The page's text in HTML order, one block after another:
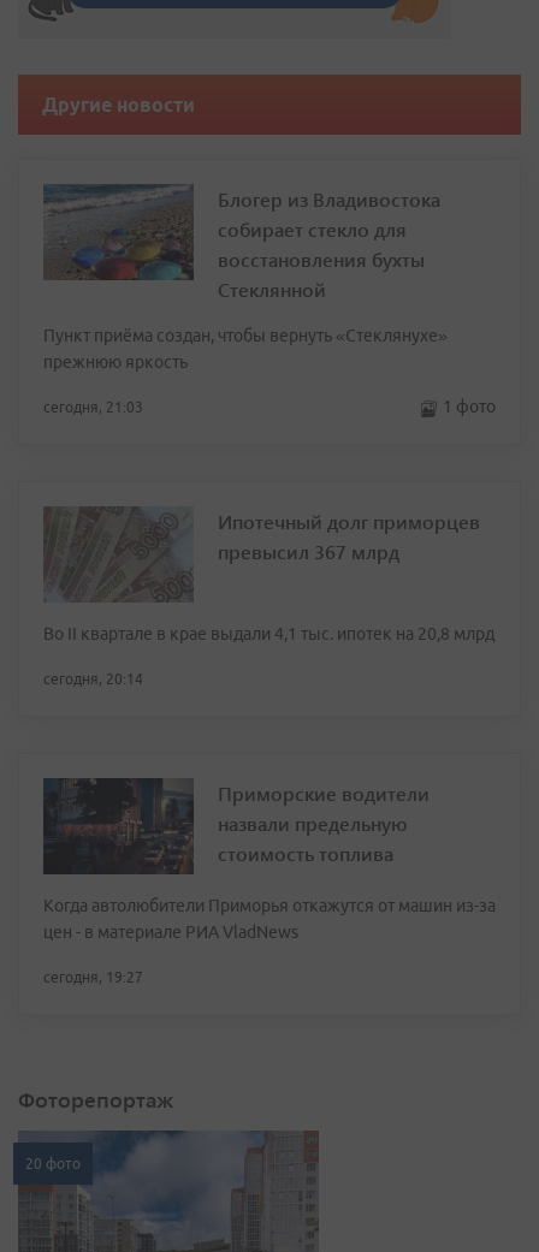
Другие новости
Блогер из Владивостока
собирает стекло для
восстановления бухты
Стеклянной
Пункт приёма создан, чтобы вернуть «Стеклянухе»
прежнюю яркость
сегодня, 21:03 1 фото
Ипотечный долг приморцев
превысил 367 млрд
Во II квартале в крае выдали 4,1 тыс. ипотек на 20,8 млрд
сегодня, 20:14
Приморские водители
назвали предельную
стоимость топлива
Когда автолюбители Приморья откажутся от машин из-за
цен - в материале РИА VladNews
сегодня, 19:27
Фоторепортаж
20 фото